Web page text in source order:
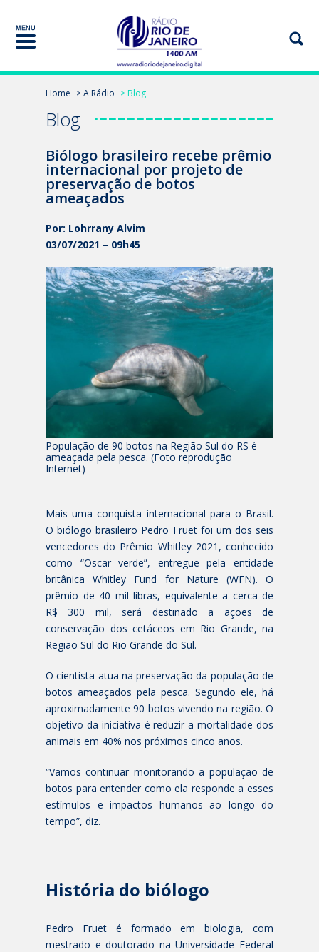
Home > A Rádio > Blog
Blog
Biólogo brasileiro recebe prêmio
internacional por projeto de
preservação de botos
ameaçados
Por: Lohrrany Alvim
03/07/2021 – 09h45
População de 90 botos na Região Sul do RS é
ameaçada pela pesca. (Foto reprodução
Internet)
Mais uma conquista internacional para o Brasil.
O biólogo brasileiro Pedro Fruet foi um dos seis
vencedores do Prêmio Whitley 2021, conhecido
como “Oscar verde”, entregue pela entidade
britânica Whitley Fund for Nature (WFN). O
prêmio de 40 mil libras, equivalente a cerca de
R$ 300 mil, será destinado a ações de
conservação dos cetáceos em Rio Grande, na
Região Sul do Rio Grande do Sul.
O cientista atua na preservação da população de
botos ameaçados pela pesca. Segundo ele, há
aproximadamente 90 botos vivendo na região. O
objetivo da iniciativa é reduzir a mortalidade dos
animais em 40% nos próximos cinco anos.
“Vamos continuar monitorando a população de
botos para entender como ela responde a esses
estímulos e impactos humanos ao longo do
tempo”, diz.
História do biólogo
Pedro Fruet é formado em biologia, com
mestrado e doutorado na Universidade Federal